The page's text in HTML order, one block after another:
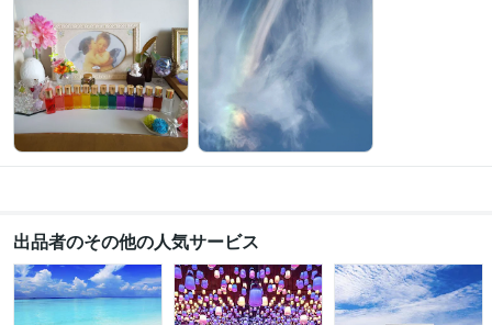
悩み相談・カウンセリング 寄り添い・傾聴・受容・共感カウンセリング
カウンセリング 人間関係 仕事 子育て 発達障害
恋愛
寄り添い なんでも聞きます
占い 数秘術・インナーチャイルドカード・カラー
カラーセラピー インナーチャイルド 数秘術 カウンセリング
人間関係
仕事 子育て 発達障害 夫婦問題
出品者のその他の人気サービス